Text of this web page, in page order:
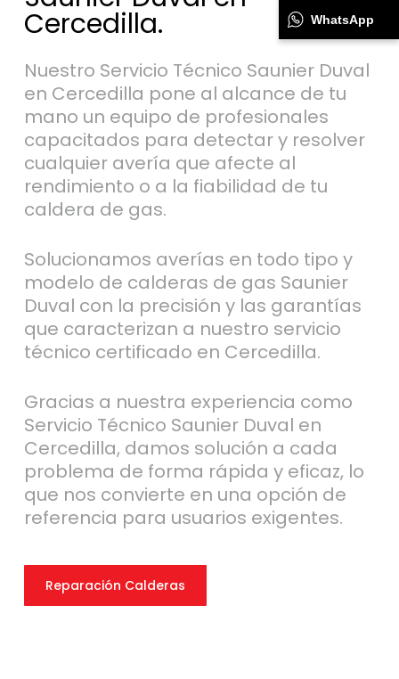
Cercedilla.
Nuestro Servicio Técnico Saunier Duval
en Cercedilla pone al alcance de tu
mano un equipo de profesionales
capacitados para detectar y resolver
cualquier avería que afecte al
rendimiento o a la fiabilidad de tu
caldera de gas.
Solucionamos averías en todo tipo y
modelo de calderas de gas Saunier
Duval con la precisión y las garantías
que caracterizan a nuestro servicio
técnico certificado en Cercedilla.
Gracias a nuestra experiencia como
Servicio Técnico Saunier Duval en
Cercedilla, damos solución a cada
problema de forma rápida y eficaz, lo
que nos convierte en una opción de
referencia para usuarios exigentes.
Reparación Calderas
WhatsApp